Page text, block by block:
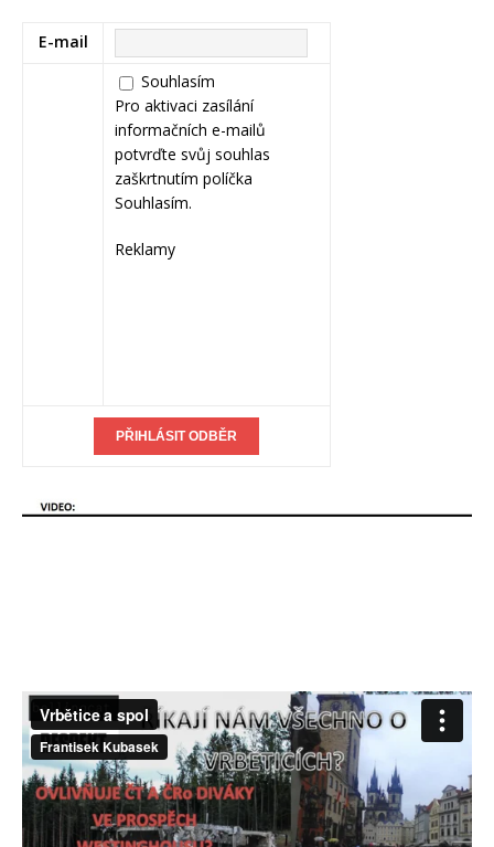
E-mail
Souhlasím
Pro aktivaci zasílání
informačních e-mailů
potvrďte svůj souhlas
zaškrtnutím políčka
Souhlasím.
Reklamy